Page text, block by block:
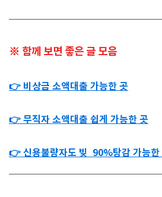
※ 함께 보면 좋은 글 모음
👉 비상금 소액대출 가능한 곳
👉 무직자 소액대출 쉽게 가능한 곳
👉 신용불량자도 빚 90%탕감 가능한